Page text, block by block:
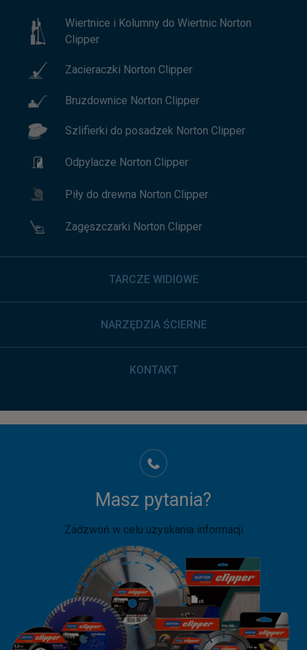
Wiertnice i Kolumny do Wiertnic Norton
Clipper
Zacieraczki Norton Clipper
Bruzdownice Norton Clipper
Szlifierki do posadzek Norton Clipper
Odpylacze Norton Clipper
Piły do drewna Norton Clipper
Zagęszczarki Norton Clipper
TARCZE WIDIOWE
NARZĘDZIA ŚCIERNE
KONTAKT
Masz pytania?
Zadzwoń w celu uzyskania informacji